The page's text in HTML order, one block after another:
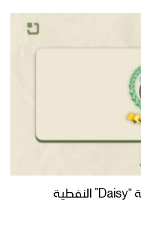
القوات المسلحة تستهدف سفينة “Daisy” النفطية